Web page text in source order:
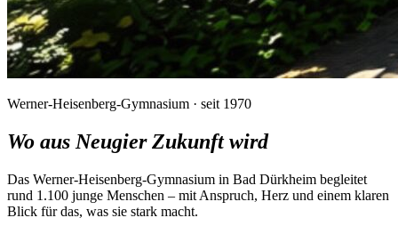
Werner-Heisenberg-Gymnasium · seit 1970
Wo aus Neugier Zukunft wird
Das Werner-Heisenberg-Gymnasium in Bad Dürkheim begleitet
rund 1.100 junge Menschen – mit Anspruch, Herz und einem klaren
Blick für das, was sie stark macht.